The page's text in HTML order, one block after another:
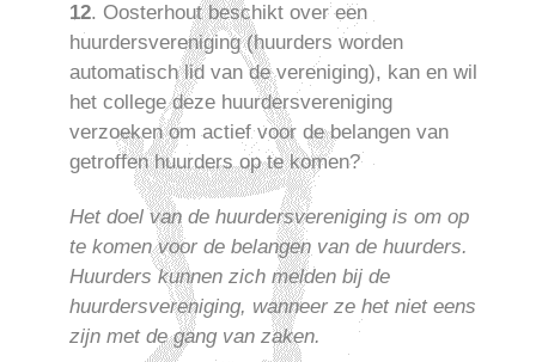
12. Oosterhout beschikt over een
huurdersvereniging (huurders worden
automatisch lid van de vereniging), kan en wil
het college deze huurdersvereniging
verzoeken om actief voor de belangen van
getroffen huurders op te komen?
Het doel van de huurdersvereniging is om op
te komen voor de belangen van de huurders.
Huurders kunnen zich melden bij de
huurdersvereniging, wanneer ze het niet eens
zijn met de gang van zaken.